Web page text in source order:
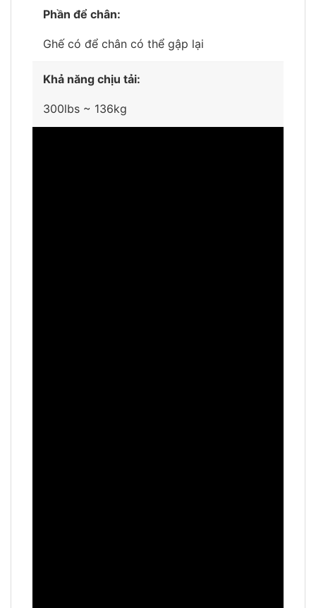
Phần để chân:
Ghế có để chân có thể gập lại
Khả năng chịu tải:
300lbs ~ 136kg